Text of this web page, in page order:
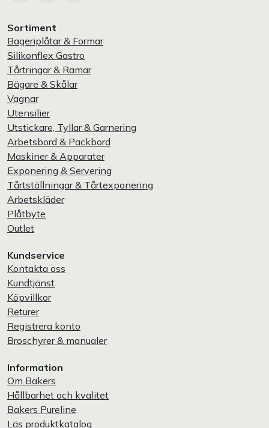
Sortiment
Bageriplåtar & Formar
Silikonflex Gastro
Tårtringar & Ramar
Bägare & Skålar
Vagnar
Utensilier
Utstickare, Tyllar & Garnering
Arbetsbord & Packbord
Maskiner & Apparater
Exponering & Servering
Tårtställningar & Tårtexponering
Arbetskläder
Plåtbyte
Outlet
Kundservice
Kontakta oss
Kundtjänst
Köpvillkor
Returer
Registrera konto
Broschyrer & manualer
Information
Om Bakers
Hållbarhet och kvalitet
Bakers Pureline
Läs produktkatalog